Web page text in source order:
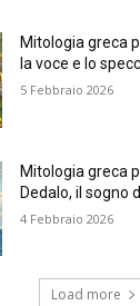
Mitologia greca
la voce e lo
5 Febbraio 2026
Mitologia greca
Dedalo, il sogno
4 Febbraio 2026
Load more